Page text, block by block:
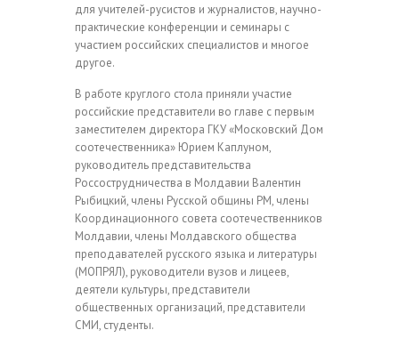
для учителей-русистов и журналистов, научно-
практические конференции и семинары с
участием российских специалистов и многое
другое.
В работе круглого стола приняли участие
российские представители во главе с первым
заместителем директора ГКУ «Московский Дом
соотечественника» Юрием Каплуном,
руководитель представительства
Россострудничества в Молдавии Валентин
Рыбицкий, члены Русской общины РМ, члены
Координационного совета соотечественников
Молдавии, члены Молдавского общества
преподавателей русского языка и литературы
(МОПРЯЛ), руководители вузов и лицеев,
деятели культуры, представители
общественных организаций, представители
СМИ, студенты.